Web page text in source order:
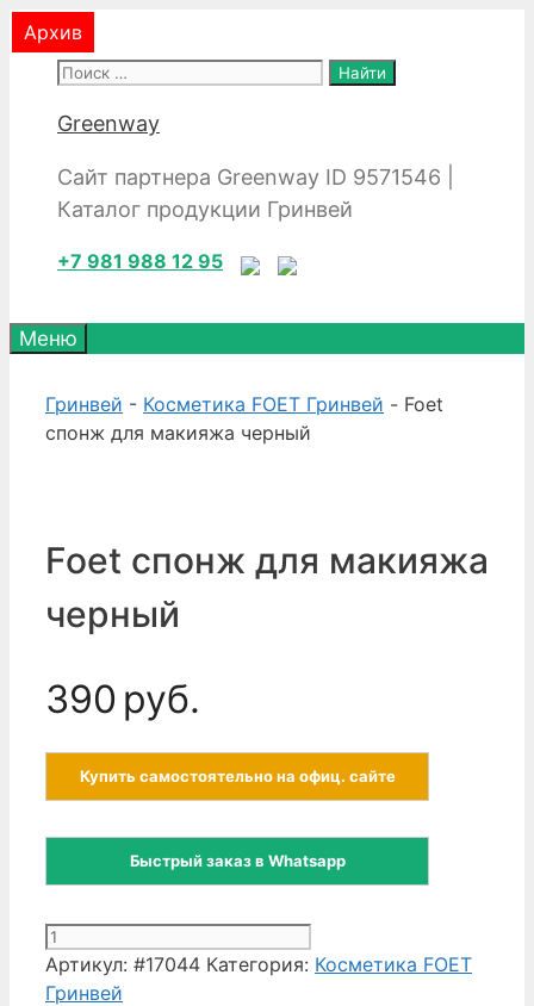
Перейти
к
содержимому
Поиск:
Greenway
Сайт партнера Greenway ID 9571546 |
Каталог продукции Гринвей
+7 981 988 12 95
Меню
Гринвей - Косметика FOET Гринвей - Foet
спонж для макияжа черный
Foet спонж для макияжа
черный
390 руб.
Купить самостоятельно на офиц. сайте
Быстрый заказ в Whatsapp
Количество
товара
Foet
Артикул: #17044 Категория: Косметика FOET
Гринвей
Архив
Архив